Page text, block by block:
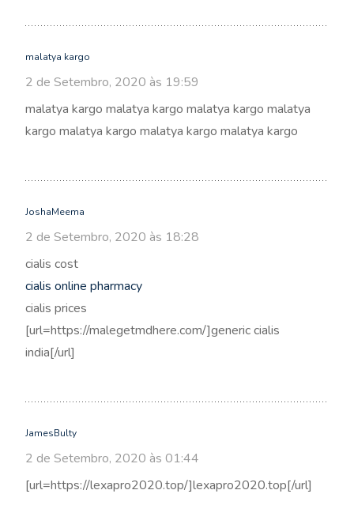
malatya kargo
2 de Setembro, 2020 às 19:59
malatya kargo malatya kargo malatya kargo malatya
kargo malatya kargo malatya kargo malatya kargo
JoshaMeema
2 de Setembro, 2020 às 18:28
cialis cost
cialis online pharmacy
cialis prices
[url=https://malegetmdhere.com/]generic cialis
india[/url]
JamesBulty
2 de Setembro, 2020 às 01:44
[url=https://lexapro2020.top/]lexapro2020.top[/url]